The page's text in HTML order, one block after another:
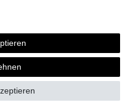
GmbH 2026 | Alle Rechte vorbehalten.